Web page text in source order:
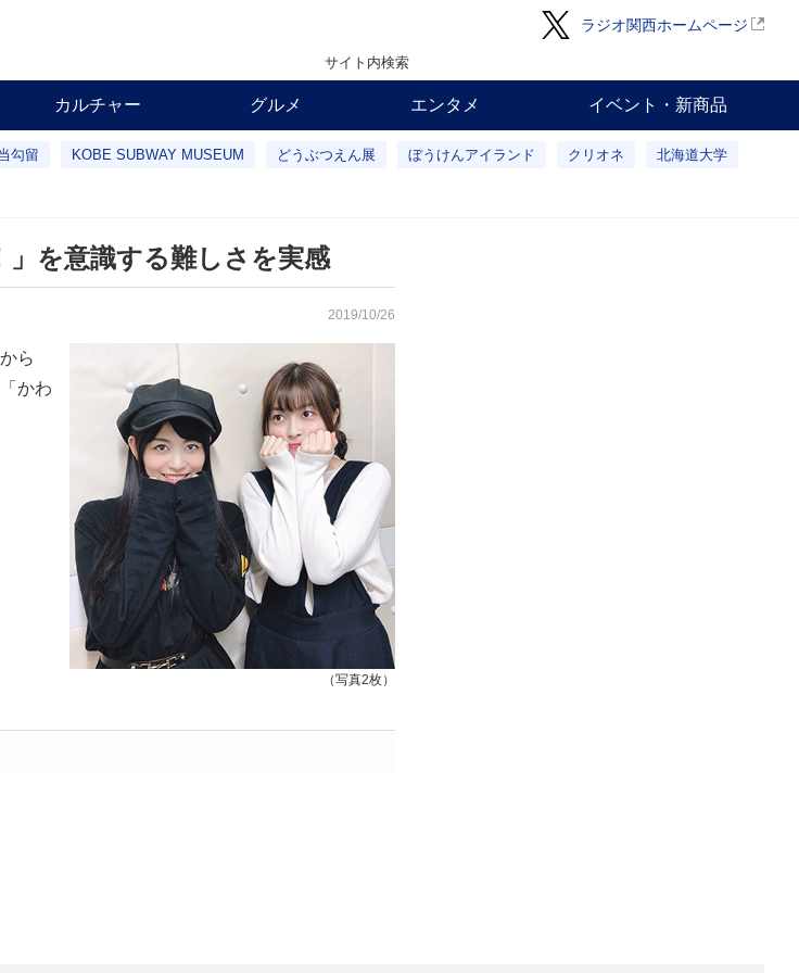
ラジオ関西ホームページ
サイト内検索
カルチャー グルメ エンタメ イベント・新商品
勾留 KOBE SUBWAY MUSEUM どうぶつえん展 ぼうけんアイランド クリオネ 北海道大学
を意識する難しさを実感
2019/10/26
（写真2枚）
ら
かわ